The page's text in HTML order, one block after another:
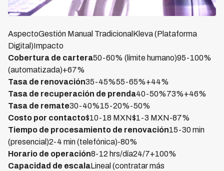
AspectoGestión Manual TradicionalKleva (Plataforma
Digital)Impacto
Cobertura de cartera50-60% (límite humano)95-100%
(automatizada)+67%
Tasa de renovación35-45%55-65%+44%
Tasa de recuperación de prenda40-50%73%+46%
Tasa de remate30-40%15-20%-50%
Costo por contacto$10-18 MXN$1-3 MXN-87%
Tiempo de procesamiento de renovación15-30 min
(presencial)2-4 min (telefónica)-80%
Horario de operación8-12 hrs/día24/7+100%
Capacidad de escalaLineal (contratar más